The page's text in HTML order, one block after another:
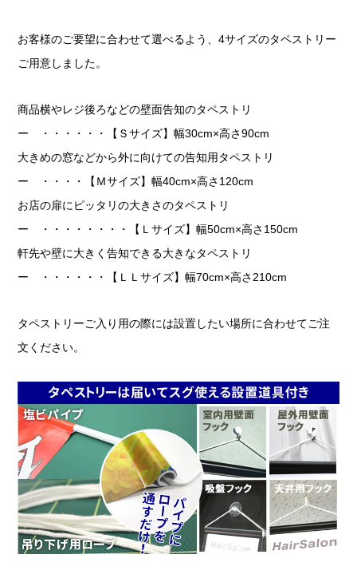
お客様のご要望に合わせて選べるよう、4サイズのタペストリー
ご用意しました。
商品横やレジ後ろなどの壁面告知のタペストリ
ー ・・・・・・【Ｓサイズ】幅30cm×高さ90cm
大きめの窓などから外に向けての告知用タペストリ
ー ・・・・【Ｍサイズ】幅40cm×高さ120cm
お店の扉にピッタリの大きさのタペストリ
ー ・・・・・・・・【Ｌサイズ】幅50cm×高さ150cm
軒先や壁に大きく告知できる大きなタペストリ
ー ・・・・・・【ＬＬサイズ】幅70cm×高さ210cm
タペストリーご入り用の際には設置したい場所に合わせてご注
文ください。